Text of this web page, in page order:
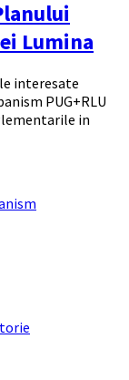
Lumina
interesate
PUG+RLU
in